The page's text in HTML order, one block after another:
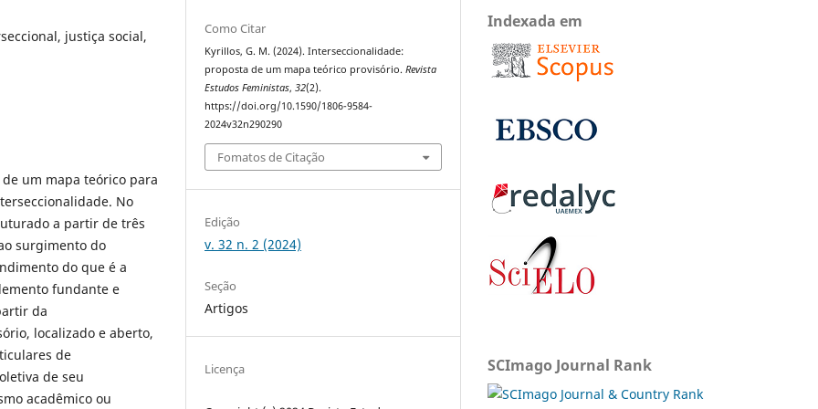
justiça social,
um mapa teórico para
No
a partir de três
surgimento do
do que é a
fundante e
da
localizado e aberto,
de
de seu
acadêmico ou
Como Citar
Kyrillos, G. M. (2024). Interseccionalidade:
proposta de um mapa teórico provisório.Revista
Estudos Feministas,32(2).
https://doi.org/10.1590/1806-9584-
2024v32n290290
Fomatos de Citação
Edição
v. 32 n. 2 (2024)
Seção
Artigos
Licença
Indexada em
SCImago Journal Rank